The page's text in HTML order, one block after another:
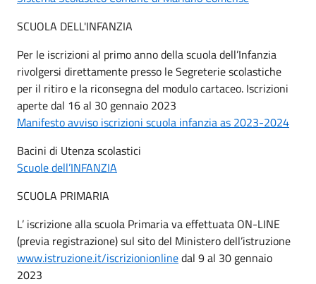
SCUOLA DELL'INFANZIA
Per le iscrizioni al primo anno della scuola dell’Infanzia
rivolgersi direttamente presso le Segreterie scolastiche
per il ritiro e la riconsegna del modulo cartaceo. Iscrizioni
aperte dal 16 al 30 gennaio 2023
Manifesto avviso iscrizioni scuola infanzia as 2023-2024
Bacini di Utenza scolastici
Scuole dell’INFANZIA
SCUOLA PRIMARIA
L’ iscrizione alla scuola Primaria va effettuata ON-LINE
(previa registrazione) sul sito del Ministero dell’istruzione
www.istruzione.it/iscrizionionlinedal 9 al 30 gennaio
2023